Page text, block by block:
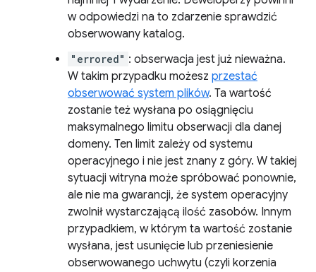
w odpowiedzi na to zdarzenie sprawdzić
obserwowany katalog.
"errored" : obserwacja jest już nieważna.
W takim przypadku możesz przestać
obserwować system plików. Ta wartość
zostanie też wysłana po osiągnięciu
maksymalnego limitu obserwacji dla danej
domeny. Ten limit zależy od systemu
operacyjnego i nie jest znany z góry. W takiej
sytuacji witryna może spróbować ponownie,
ale nie ma gwarancji, że system operacyjny
zwolnił wystarczającą ilość zasobów. Innym
przypadkiem, w którym ta wartość zostanie
wysłana, jest usunięcie lub przeniesienie
obserwowanego uchwytu (czyli korzenia